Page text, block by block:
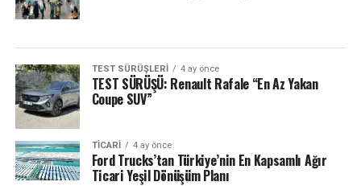
TEST SÜRÜŞLERI 4 ay önce
TEST SÜRÜŞÜ: Renault Rafale “En Az Yakan
Coupe SUV”
TICARI 4 ay önce
Ford Trucks’tan Türkiye’nin En Kapsamlı Ağır
Ticari Yeşil Dönüşüm Planı